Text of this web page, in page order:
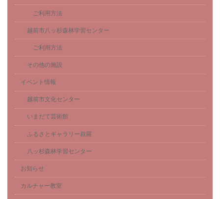
ご利用方法
越前市八ッ杉森林学習センター
ご利用方法
その他の施設
イベント情報
越前市文化センター
いまだて芸術館
ふるさとギャラリー叔羅
八ッ杉森林学習センター
お知らせ
カルチャー教室